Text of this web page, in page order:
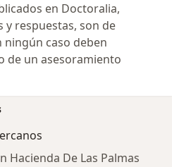
en Doctoralia,
y respuestas, son de
caso deben
de un asesoramiento
Hacienda De Las Palmas